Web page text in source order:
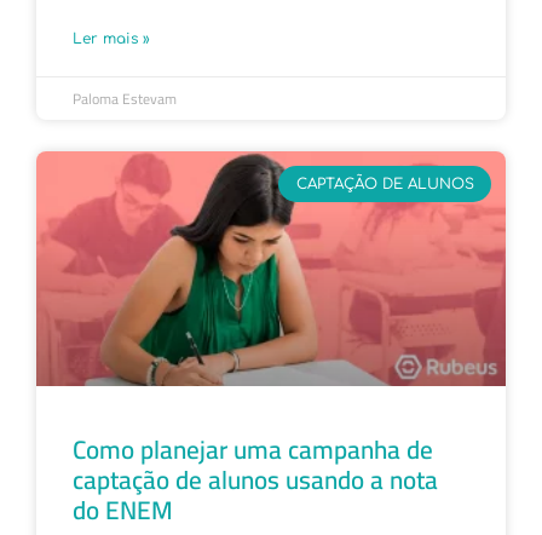
Ler mais »
Paloma Estevam
CAPTAÇÃO DE ALUNOS
Como planejar uma campanha de
captação de alunos usando a nota
do ENEM